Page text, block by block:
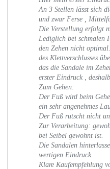
An 3 Stellen lässt sich
und zwar Ferse ,
Die Verstellung erfolgt
Lediglich bei schmalen
den Zehen nicht
des Klettverschlusses
das die Sandale im
erster Eindruck ,
Zum Gehen:
Der Fuß wird beim
ein sehr angenehmes
Der Fuß rutscht nicht
Zur Verarbeitung:
bei Seibel gewohnt ist.
Die Sandalen
wertigen Eindruck.
Klare Kaufempfehlung